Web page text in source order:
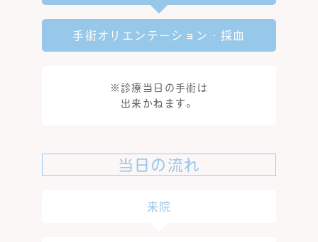
手術オリエンテーション・採血
※診療当日の手術は
出来かねます。
当日の流れ
来院